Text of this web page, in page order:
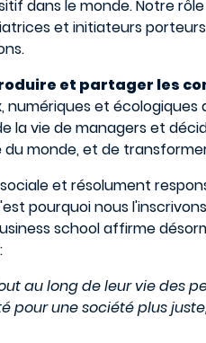
dans le monde. Notre
et initiateurs
et partager les
et écologiques
la vie de managers et
monde, et de
et résolument
pourquoi nous
school affirme
au long de leur vie des
pour une société plus